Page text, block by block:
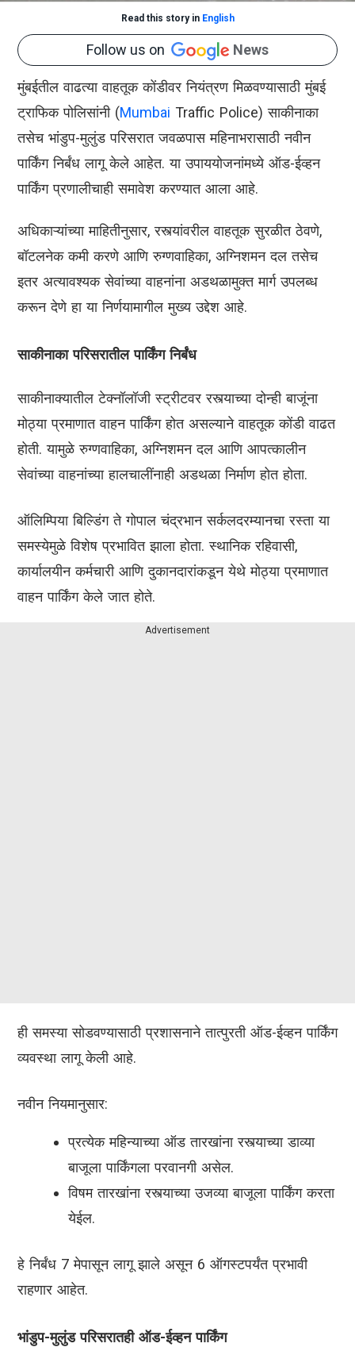
Read this story in English
Follow us on News
मुंबईतील वाढत्या वाहतूक कोंडीवर नियंत्रण मिळवण्यासाठी मुंबई
ट्राफिक पोलिसांनी (Mumbai Traffic Police) साकीनाका
तसेच भांडुप-मुलुंड परिसरात जवळपास महिनाभरासाठी नवीन
पार्किंग निर्बंध लागू केले आहेत. या उपाययोजनांमध्ये ऑड-ईव्हन
पार्किंग प्रणालीचाही समावेश करण्यात आला आहे.
अधिकाऱ्यांच्या माहितीनुसार, रस्त्यांवरील वाहतूक सुरळीत ठेवणे,
बॉटलनेक कमी करणे आणि रुग्णवाहिका, अग्निशमन दल तसेच
इतर अत्यावश्यक सेवांच्या वाहनांना अडथळामुक्त मार्ग उपलब्ध
करून देणे हा या निर्णयामागील मुख्य उद्देश आहे.
साकीनाका परिसरातील पार्किंग निर्बंध
साकीनाक्यातील टेक्नॉलॉजी स्ट्रीटवर रस्त्याच्या दोन्ही बाजूंना
मोठ्या प्रमाणात वाहन पार्किंग होत असल्याने वाहतूक कोंडी वाढत
होती. यामुळे रुग्णवाहिका, अग्निशमन दल आणि आपत्कालीन
सेवांच्या वाहनांच्या हालचालींनाही अडथळा निर्माण होत होता.
ऑलिम्पिया बिल्डिंग ते गोपाल चंद्रभान सर्कलदरम्यानचा रस्ता या
समस्येमुळे विशेष प्रभावित झाला होता. स्थानिक रहिवासी,
कार्यालयीन कर्मचारी आणि दुकानदारांकडून येथे मोठ्या प्रमाणात
वाहन पार्किंग केले जात होते.
Advertisement
ही समस्या सोडवण्यासाठी प्रशासनाने तात्पुरती ऑड-ईव्हन पार्किंग
व्यवस्था लागू केली आहे.
नवीन नियमानुसार:
प्रत्येक महिन्याच्या ऑड तारखांना रस्त्याच्या डाव्या
बाजूला पार्किंगला परवानगी असेल.
विषम तारखांना रस्त्याच्या उजव्या बाजूला पार्किंग करता
येईल.
हे निर्बंध 7 मेपासून लागू झाले असून 6 ऑगस्टपर्यंत प्रभावी
राहणार आहेत.
भांडुप-मुलुंड परिसरातही ऑड-ईव्हन पार्किंग